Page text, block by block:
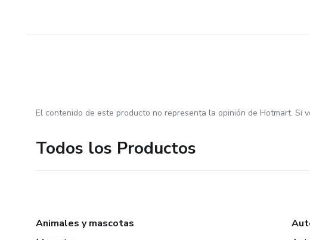
El contenido de este producto no representa la opinión de Hotmart. Si
Todos los Productos
Animales y mascotas